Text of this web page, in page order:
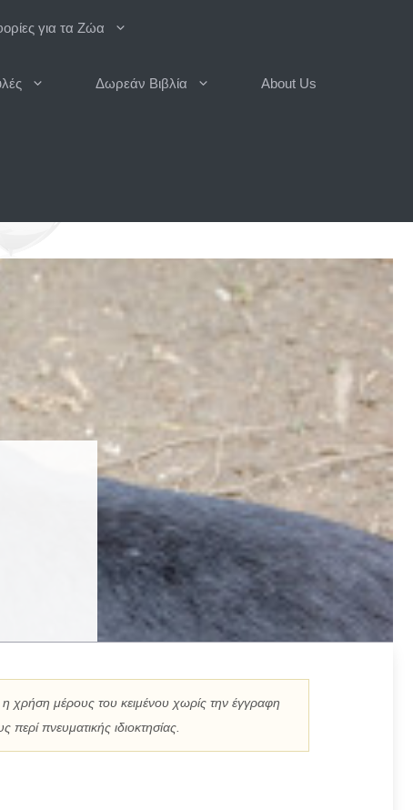
για τα Ζώα
Δωρεάν Βιβλία About Us
χρήση μέρους του κειμένου χωρίς την έγγραφη
πνευματικής ιδιοκτησίας.